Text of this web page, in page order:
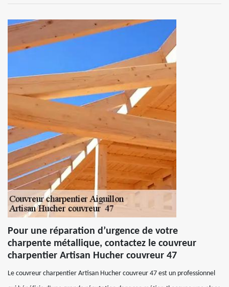
Pour une réparation d’urgence de votre
charpente métallique, contactez le couvreur
charpentier Artisan Hucher couvreur 47
Le couvreur charpentier Artisan Hucher couvreur 47 est un professionnel